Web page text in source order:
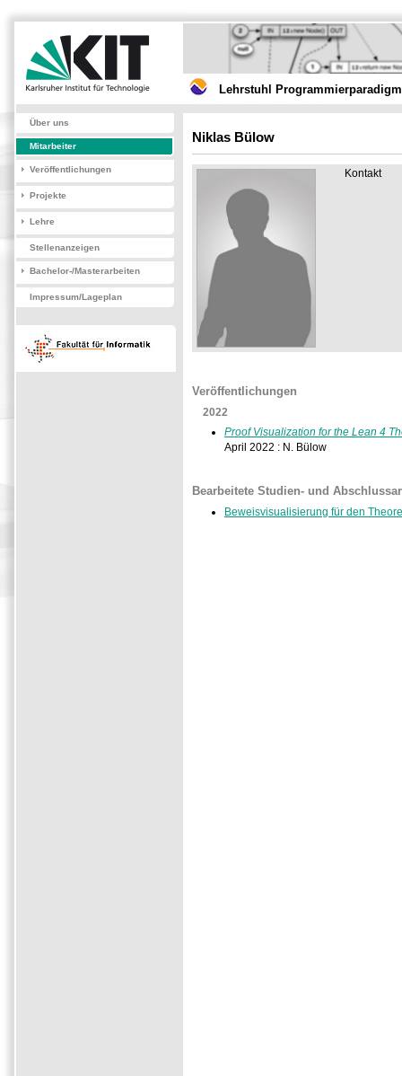
Lehrstuhl
Über uns
Mitarbeiter
Veröffentlichungen
Projekte
Lehre
Stellenanzeigen
Bachelor-/Masterarbeiten
Impressum/Lageplan
Niklas Bülow
Kontakt
Veröffentlichungen
2022
Proof Visualization for the Lean 4
April 2022 : N. Bülow
Bearbeitete Studien- und
Beweisvisualisierung für den